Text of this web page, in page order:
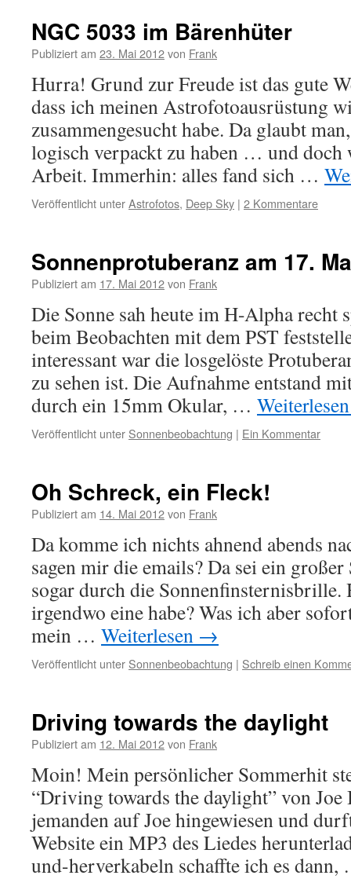
NGC 5033 im Bärenhüter
Publiziert am 23. Mai 2012von Frank
Hurra! Grund zur Freude ist das gute
dass ich meinen Astrofotoausrüstung
zusammengesucht habe. Da glaubt
logisch verpackt zu haben … und doch
Arbeit. Immerhin: alles fand sich …
Veröffentlicht unterAstrofotos, Deep Sky | 2 Kommentare
Sonnenprotuberanz am 17.
Publiziert am 17. Mai 2012von Frank
Die Sonne sah heute im H-Alpha recht
beim Beobachten mit dem PST
interessant war die losgelöste
zu sehen ist. Die Aufnahme entstand
durch ein 15mm Okular, …
Veröffentlicht unter Sonnenbeobachtung | Ein Kommentar
Oh Schreck, ein Fleck!
Publiziert am 14. Mai 2012von Frank
Da komme ich nichts ahnend abends
sagen mir die emails? Da sei ein
sogar durch die Sonnenfinsternisbrille.
irgendwo eine habe? Was ich aber
mein … Weiterlesen →
Veröffentlicht unter Sonnenbeobachtung | Schreib einen
Driving towards the daylight
Publiziert am 12. Mai 2012von Frank
Moin! Mein persönlicher Sommerhit
“Driving towards the daylight” von Joe
jemanden auf Joe hingewiesen und
Website ein MP3 des Liedes
und-herverkabeln schaffte ich es